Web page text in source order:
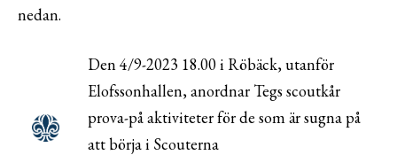
nedan.
Den 4/9-2023 18.00 i Röbäck, utanför
Elofssonhallen, anordnar Tegs scoutkår
prova-på aktiviteter för de som är sugna på
att börja i Scouterna